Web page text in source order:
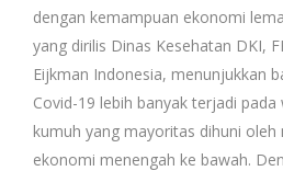
dengan kemampuan ekonomi
yang dirilis Dinas Kesehatan DKI,
Eijkman Indonesia, menunjukkan
Covid-19 lebih banyak terjadi
kumuh yang mayoritas dihuni oleh
ekonomi menengah ke bawah.